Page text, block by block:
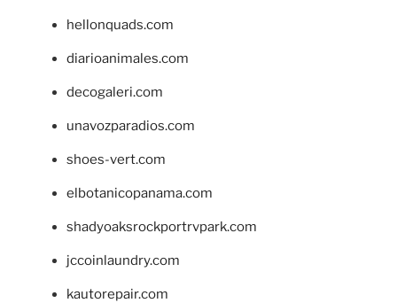
hellonquads.com
diarioanimales.com
decogaleri.com
unavozparadios.com
shoes-vert.com
elbotanicopanama.com
shadyoaksrockportrvpark.com
jccoinlaundry.com
kautorepair.com